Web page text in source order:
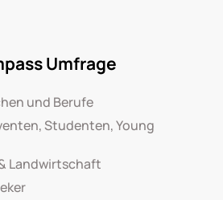
Umfrage
und Berufe
Studenten, Young
Landwirtschaft